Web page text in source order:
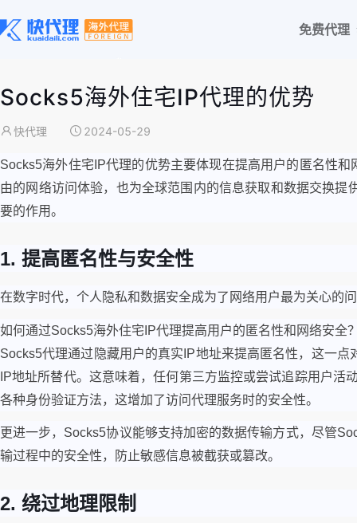
免费代理
Socks5海外住宅IP代理的优势
快代理 2024-05-29
Socks5海外住宅IP代理的优势主要体现在提高用户的匿名性
由的网络访问体验，也为全球范围内的信息获取和数据交换
要的作用。
1. 提高匿名性与安全性
在数字时代，个人隐私和数据安全成为了网络用户最为关心的
如何通过Socks5海外住宅IP代理提高用户的匿名性和网络安全
Socks5代理通过隐藏用户的真实IP地址来提高匿名性，这一
IP地址所替代。这意味着，任何第三方监控或尝试追踪用户
各种身份验证方法，这增加了访问代理服务时的安全性。
更进一步，Socks5协议能够支持加密的数据传输方式，尽管
输过程中的安全性，防止敏感信息被截获或篡改。
2. 绕过地理限制